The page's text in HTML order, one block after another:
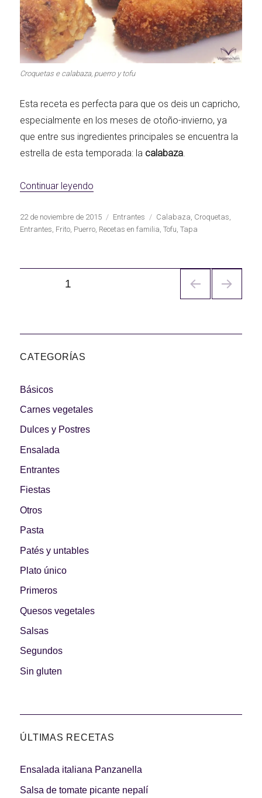
Croquetas e calabaza, puerro y tofu
Esta receta es perfecta para que os deis un capricho,
especialmente en los meses de otoño-invierno, ya
que entre sus ingredientes principales se encuentra la
estrella de esta temporada: la calabaza.
Continuar leyendo
Publicado
el
22 de noviembre de 2015 Categorías
Entrantes Etiquetas
Calabaza, Croquetas,
Entrantes, Frito, Puerro, Recetas en familia,Tofu,Tapa
PÁGINA1
CATEGORÍAS
Básicos
Carnes vegetales
Dulces y Postres
Ensalada
Entrantes
Fiestas
Otros
Pasta
Patés y untables
Plato único
Primeros
Quesos vegetales
Salsas
Segundos
Sin gluten
ÚLTIMAS RECETAS
Ensalada italiana Panzanella
Salsa de tomate picante nepalí